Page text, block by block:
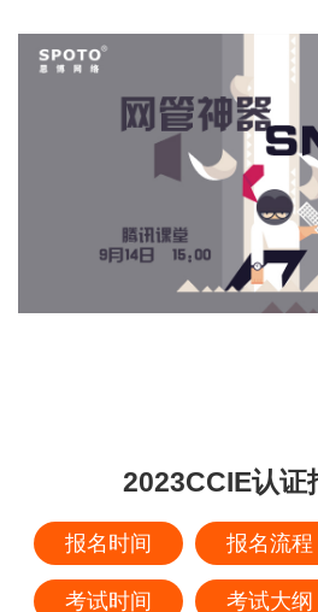
2023CCIE认证
报名时间 报名流程
考试时间 考试大纲